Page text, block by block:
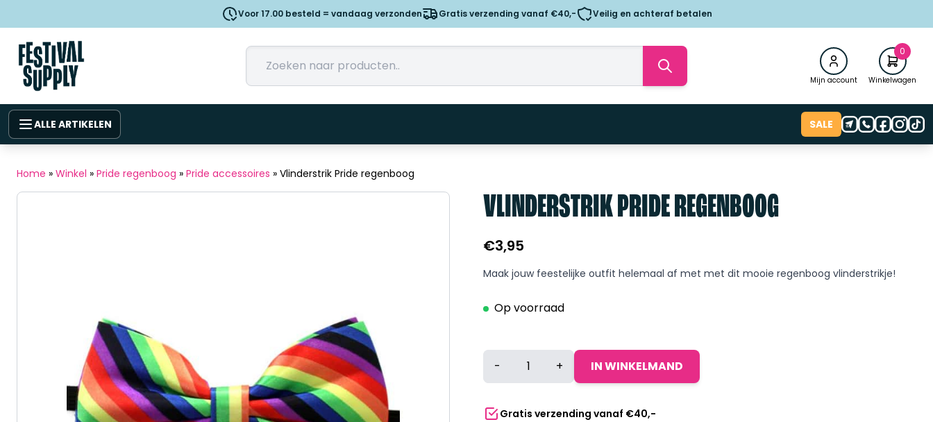
Voor 17.00 besteld = vandaag verzonden Gratis verzending vanaf €40,- Veilig en achteraf betalen
Mijn account
0
Winkelwagen
ALLE ARTIKELEN SALE
Home » Winkel » Pride regenboog » Pride accessoires » Vlinderstrik Pride regenboog
VLINDERSTRIK PRIDE REGENBOOG
€3,95
Maak jouw feestelijke outfit helemaal af met met dit mooie regenboog vlinderstrikje!
Op voorraad
Vlinderstrik
aantal
- + IN WINKELMAND
Gratis verzending vanaf €40,-